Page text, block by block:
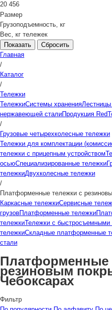
20 456
Размер
Грузоподъемность, кг
Вес, кг тележек
Сбросить
Главная
/
Каталог
/
Тележки
ТележкиСистемы хранения
нержавеющей сталиПродукция
/
Грузовые четырехколесные тележки
Тележки для комплектации
тележки с прицепным устройством
осьюСпециализированные тележки
тележкиДвухколесные тележки
/
Платформенные тележки с
Каркасные тележкиСервисные
грузовПлатформенные тележки
тележкиТележки с быстросъемными
тележкиСкладные платформенные
стали
Платформенные
резиновым
Чебоксарах
Фильтр